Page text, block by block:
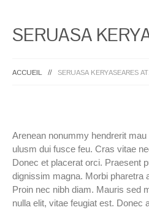
SERUASA
ACCUEIL SERUASA KERYASEARES AT.
Arenean nonummy hendrerit
ulusm dui fusce feu. Cras vitae
Donec et placerat orci. Praesent
dignissim magna. Morbi pharetra
Proin nec nibh diam. Mauris sed
nulla elit, vitae feugiat est. Donec